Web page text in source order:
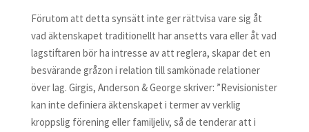
Förutom att detta synsätt inte ger rättvisa vare sig åt
vad äktenskapet traditionellt har ansetts vara eller åt vad
lagstiftaren bör ha intresse av att reglera, skapar det en
besvärande gråzon i relation till samkönade relationer
över lag. Girgis, Anderson & George skriver: ”Revisionister
kan inte definiera äktenskapet i termer av verklig
kroppslig förening eller familjeliv, så de tenderar att i